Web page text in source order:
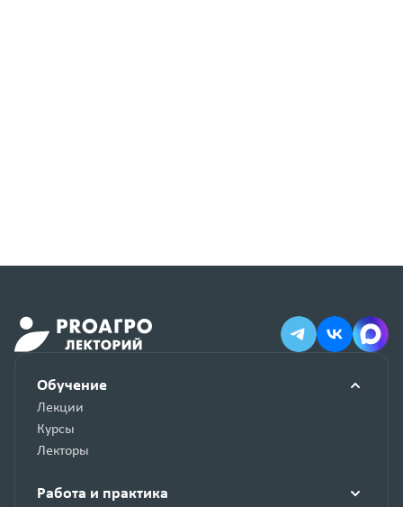
Обучение
Лекции
Курсы
Лекторы
Работа и практика